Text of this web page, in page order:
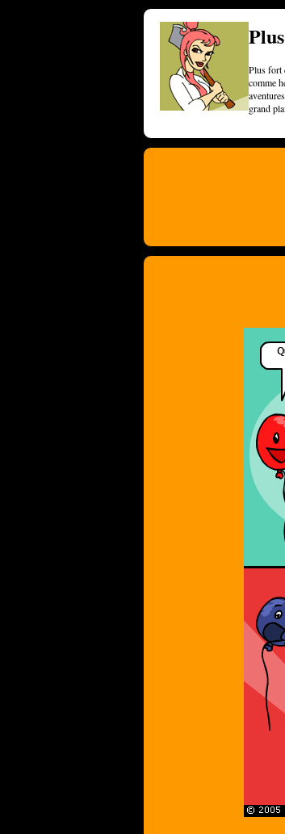
Plus fort
comme
grand